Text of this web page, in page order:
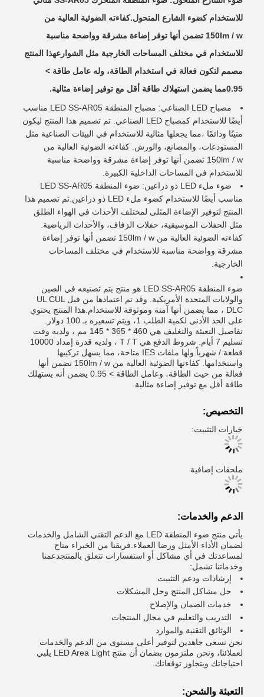
للاستخدام كضوء الشارع المتحول.كفاءته الضوئية العالية من
150lm / w تضمن أنها توفر إضاءة مشرقة وواضحة مناسبة
للاستخدام في مختلف المساحات الخارجية مثل الشوارعهذا المنتج
مصمم لتكون فعالة في استخدام الطاقة، وله عامل طاقة >
0.95مما يضمن استهلاك طاقة أقل مع توفير إضاءة مثالية.
مصباح LED الصناعي: مصباح المنطقة LED SS-AR05 مناسب
أيضًا للاستخدام كمصباح LED الصناعي. تم تصميم هذا المنتج ليكون
متينًا ودائمًا ،مما يجعلها مثالية للاستخدام في البيئات الصناعية مثل
المستودعات، والمصانع، والورش. كفاءته الضوئية العالية من
150lm / w تضمن أنها توفر إضاءة مشرقة وواضحة مناسبة
للاستخدام في المساحات الداخلية الكبيرة.
ضوء ملء LED ذو ذراعين: ضوء المنطقة LED SS-AR05
مناسب أيضًا للاستخدام كضوء ملء LED ذو ذراعين.تم تصميم هذا
المنتج لتوفير الإضاءة المثلى لمختلف الأحداث في الهواء الطلق
مثل الحفلات الموسيقية، حفلات الزفاف، والأحداث الرياضية.
كفاءته الضوئية العالية من 150lm / w تضمن أنها توفر إضاءة
مشرقة وواضحة مناسبة للاستخدام في مختلف المساحات
الخارجية.
ضوء المنطقة LED SS-AR05 هو منتج يتم تصنيعه في الصين
والولايات المتحدة الأمريكية. وقد تم اعتمادها من قبل UL CUL
DLC ، مما يضمن أنها آمنة وموثوقة للاستخدام.هذا المنتج يحتوي
على الحد الأدنى لكمية الطلب 1، ويتم تسعيره بـ 100 دولار.
تفاصيل التعبئة والتغليف هي 460 * 365 * 145 مم ، ولديه وقت
تسليم 7 أيام. شروط الدفع هي T / T ، ولديه قدرة إمداد 10000
قطعة / شهرياً.ولها ملفات IES متاحة، مما يسهل تركيبها
واستخدامها. كفاءتها الضوئية العالية من 150lm / w تضمن أنها
فعالة من حيث الطاقة، وعامل الطاقة > 0.95 يضمن أنه يستهلك
طاقة أقل مع توفير إضاءة مثالية.
التخصيص:
خيارات التثبيت:
ملحقات إضافية
الدعم والخدمات:
يأتي منتج ضوء المنطقة LED مع الدعم التقني الشامل والخدمات
لضمان الأداء الأمثل ورضا العملاء.فريقنا من الخبراء متاح
لمساعدتك في أي مشاكل أو استفسارات تتعلق بالمنتجدعمنا
وخدماتنا تشمل:
إرشادات ودعم التثبيت
حل مشاكل المنتج وحل المشكلات
خدمات الضمان والإصلاح
التدريب والتعليم في مجال المنتجات
الوثائق التقنية والموارد
نحن نسعى جاهدين لتوفير أعلى مستوى من الدعم والخدمات
لعملائنا، ونحن ملتزمون بضمان أن منتج LED Area Light يلبي
احتياجاتك ويتجاوز توقعاتك.
التعبئة والشحن: